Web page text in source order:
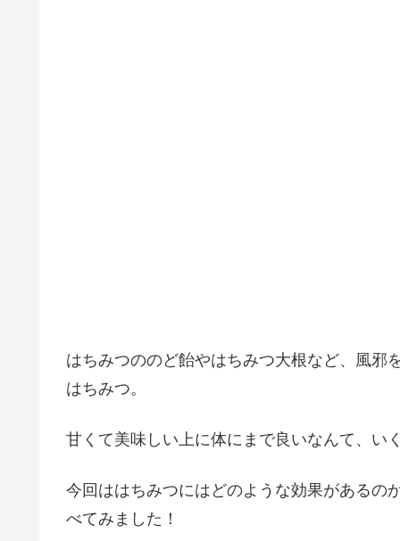
はちみつののど飴やはちみつ大根など、風邪
はちみつ。
甘くて美味しい上に体にまで良いなんて、い
今回ははちみつにはどのような効果があるの
べてみました！